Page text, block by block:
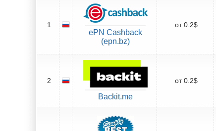
1
ePN Cashback
(epn.bz)
от 0.2$
2
Backit.me
от 0.2$